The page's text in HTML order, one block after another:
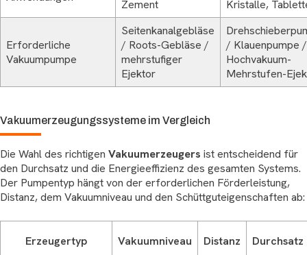
Zement Kristalle,
Erforderliche
Vakuumpumpe
Seitenkanalgebläse
/ Roots-Gebläse /
mehrstufiger
Ejektor
/ Klauenpumpe /
Hochvakuum-
Mehrstufen-
Vakuumerzeugungssysteme im Vergleich
Die Wahl des richtigen Vakuumerzeugers ist entscheidend für
den Durchsatz und die Energieeffizienz des gesamten Systems.
Der Pumpentyp hängt von der erforderlichen Förderleistung,
Distanz, dem Vakuumniveau und den Schüttguteigenschaften ab:
Erzeugertyp Vakuumniveau Distanz Durchsatz